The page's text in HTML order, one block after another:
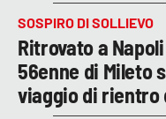
SOSPIRO DI SOLLIEVO
Ritrovato a
56enne di Mileto
viaggio di rientro